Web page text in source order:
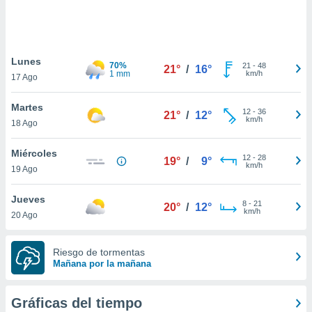
únicos
similares
como
IP
de
traten tus
en
a lo que
Para
Lunes
17 Ago
70%
1 mm
21° / 16° 21 - 48
km/h
Martes
18 Ago
21° / 12° 12- 36
km/h
Miércoles
19 Ago
19° / 9° 12- 28
km/h
Jueves
20 Ago
20° / 12° 8- 21
km/h
Riesgo de tormentas
Mañana por la mañana
Gráficas del tiempo